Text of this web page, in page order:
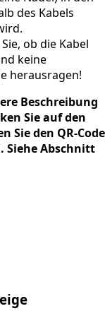
des Kabels
ob die Kabel
keine
herausragen!
Beschreibung
Sie auf den
Sie den QR-Code
Siehe Abschnitt